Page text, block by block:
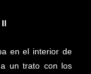
en el interior de
un trato con los